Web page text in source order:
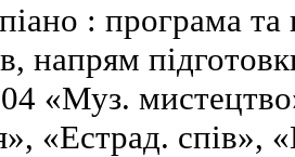
: програма та
напрям
«Муз.
«Естрад. спів»,